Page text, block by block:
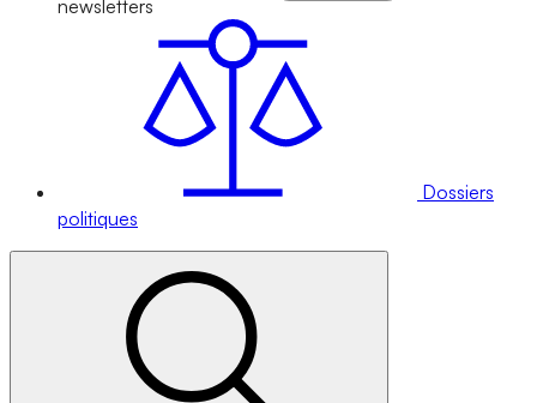
newsletters
Dossiers
politiques